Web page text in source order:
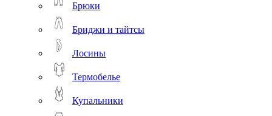
Брюки
Бриджи и тайтсы
Лосины
Термобелье
Купальники